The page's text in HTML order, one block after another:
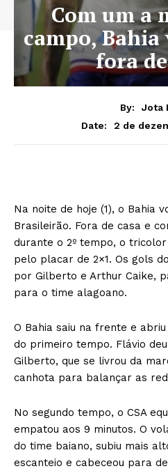
Com um a
campo, Bahia
fora
By:
Jota
Date:
2 de
Na noite de hoje (1), o Bahia
Brasileirão. Fora de casa e
durante o 2º tempo, o
pelo placar de 2×1. Os gols
por Gilberto e Arthur Caike,
para o time alagoano.
O Bahia saiu na frente e
do primeiro tempo. Flávio
Gilberto, que se livrou da
canhota para balançar as
No segundo tempo, o CSA
empatou aos 9 minutos. O
do time baiano, subiu mais
escanteio e cabeceou para